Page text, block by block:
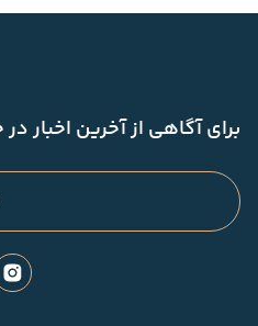
برای آگاهی از آخرین اخبار